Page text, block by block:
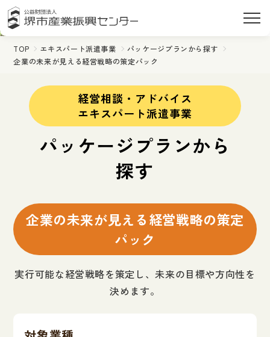
TOP エキスパート派遣事業
パッケージプランから探す
企業の未来が見える経営戦略の策定パック
経営相談・アドバイス
エキスパート派遣事業
パッケージプランから
探す
企業の未来が見える経営戦略の策定
パック
実行可能な経営戦略を策定し、未来の目標や方向性を
決めます。